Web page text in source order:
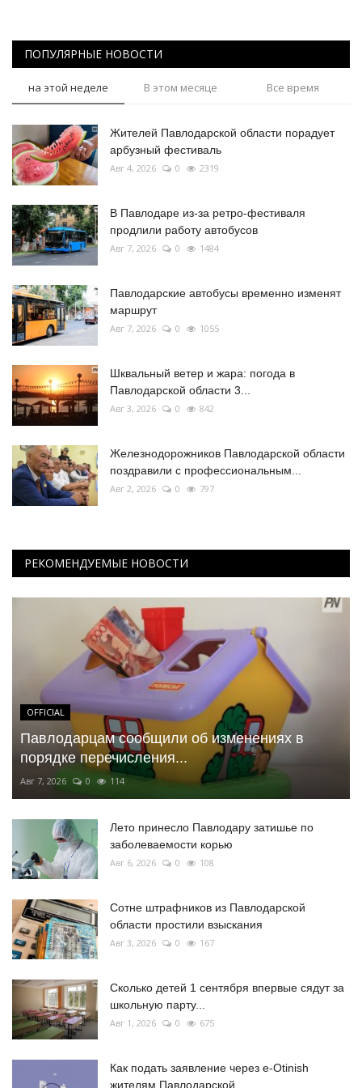
ПОПУЛЯРНЫЕ НОВОСТИ
на этой неделе В этом месяце Все время
Жителей Павлодарской области порадует
арбузный фестиваль
Авг 4, 2026 0 2319
В Павлодаре из-за ретро-фестиваля
продлили работу автобусов
Авг 7, 2026 0 1484
Павлодарские автобусы временно изменят
маршрут
Авг 7, 2026 0 1055
Шквальный ветер и жара: погода в
Павлодарской области 3...
Авг 3, 2026 0 842
Железнодорожников Павлодарской области
поздравили с профессиональным...
Авг 2, 2026 0 797
РЕКОМЕНДУЕМЫЕ НОВОСТИ
OFFICIAL
Павлодарцам сообщили об изменениях в
порядке перечисления...
Авг 7, 2026 0 114
Лето принесло Павлодару затишье по
заболеваемости корью
Авг 6, 2026 0 108
Сотне штрафников из Павлодарской
области простили взыскания
Авг 3, 2026 0 167
Сколько детей 1 сентября впервые сядут за
школьную парту...
Авг 1, 2026 0 675
Как подать заявление через e-Otinish
жителям Павлодарской...